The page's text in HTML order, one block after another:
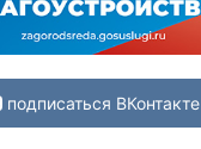
подписаться ВКонтакте